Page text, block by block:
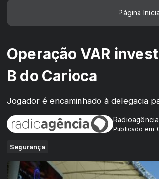
Página
Operação VAR
B do Carioca
Jogador é encaminhado à delegacia
Publicado em
Segurança